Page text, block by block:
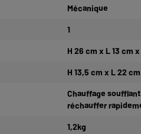
Mécanique
1
H 26 cm x L 13 cm
H 13,5 cm x L 22
Chauffage
réchauffer
1,2kg